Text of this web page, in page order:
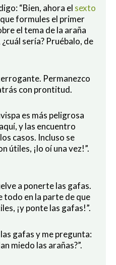
“Bien, ahora el sexto
formules el primer
el tema de la araña
sería? Pruébalo, de
Permanezco
con prontitud.
es más peligrosa
y las encuentro
casos. Incluso se
útiles, ¡lo oí una vez!”.
a ponerte las gafas.
todo en la parte de que
¡y ponte las gafas!”.
gafas y me pregunta:
miedo las arañas?”.